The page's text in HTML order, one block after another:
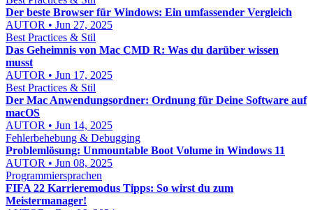
Der beste Browser für Windows: Ein umfassender Vergleich
AUTOR • Jun 27, 2025
Best Practices & Stil
Das Geheimnis von Mac CMD R: Was du darüber wissen
musst
AUTOR • Jun 17, 2025
Best Practices & Stil
Der Mac Anwendungsordner: Ordnung für Deine Software auf
macOS
AUTOR • Jun 14, 2025
Fehlerbehebung & Debugging
Problemlösung: Unmountable Boot Volume in Windows 11
AUTOR • Jun 08, 2025
Programmiersprachen
FIFA 22 Karrieremodus Tipps: So wirst du zum
Meistermanager!